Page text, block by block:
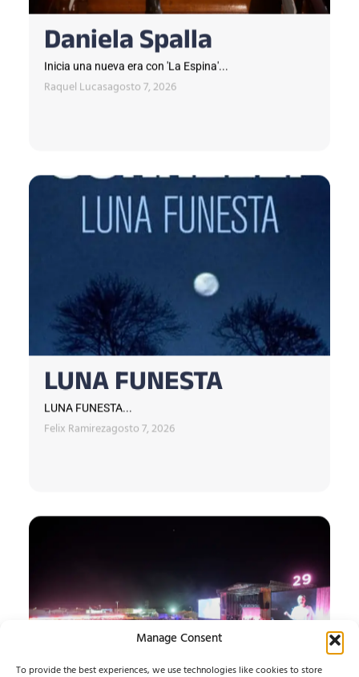
Manage Consent
To provide the best experiences, we use technologies like cookies to store
Daniela Spalla
Inicia una nueva era con 'La Espina'...
Raquel Lucasagosto 7, 2026
LUNA FUNESTA
LUNA FUNESTA...
Felix Ramirezagosto 7, 2026